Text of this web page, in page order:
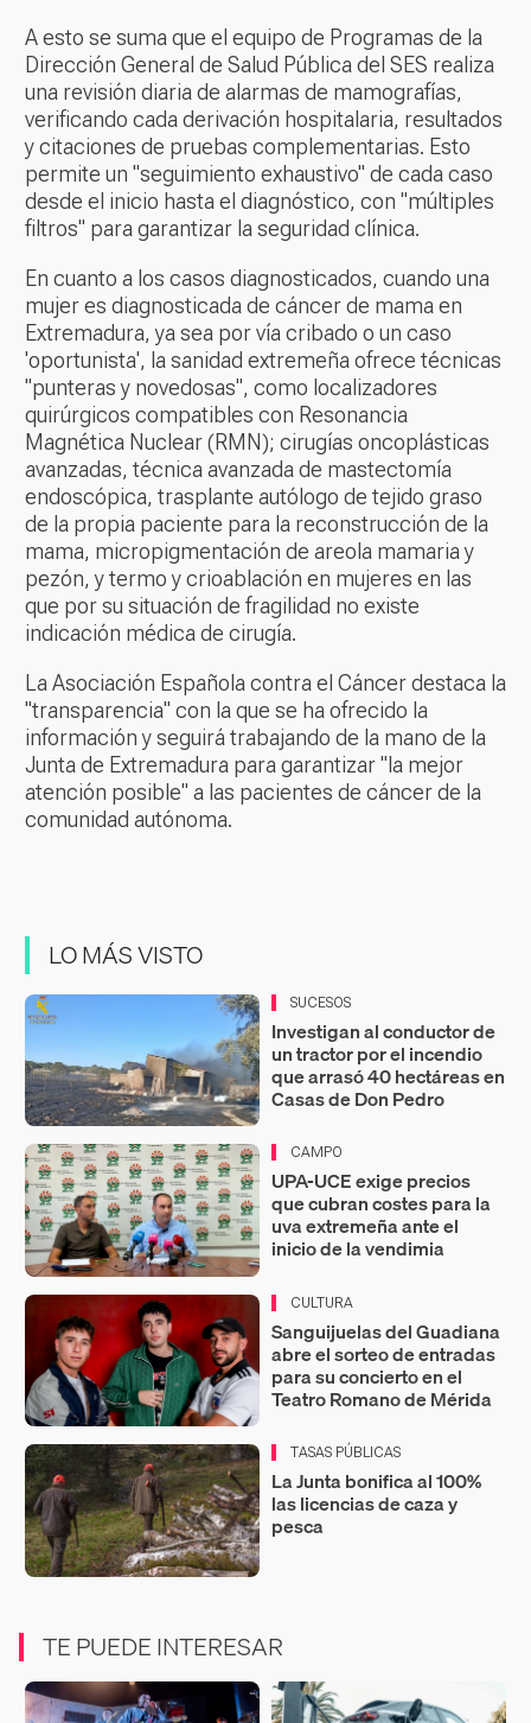
A esto se suma que el equipo de Programas de la
Dirección General de Salud Pública del SES realiza
una revisión diaria de alarmas de mamografías,
verificando cada derivación hospitalaria, resultados
y citaciones de pruebas complementarias. Esto
permite un "seguimiento exhaustivo" de cada caso
desde el inicio hasta el diagnóstico, con "múltiples
filtros" para garantizar la seguridad clínica.
En cuanto a los casos diagnosticados, cuando una
mujer es diagnosticada de cáncer de mama en
Extremadura, ya sea por vía cribado o un caso
'oportunista', la sanidad extremeña ofrece técnicas
"punteras y novedosas", como localizadores
quirúrgicos compatibles con Resonancia
Magnética Nuclear (RMN); cirugías oncoplásticas
avanzadas, técnica avanzada de mastectomía
endoscópica, trasplante autólogo de tejido graso
de la propia paciente para la reconstrucción de la
mama, micropigmentación de areola mamaria y
pezón, y termo y crioablación en mujeres en las
que por su situación de fragilidad no existe
indicación médica de cirugía.
La Asociación Española contra el Cáncer destaca la
"transparencia" con la que se ha ofrecido la
información y seguirá trabajando de la mano de la
Junta de Extremadura para garantizar "la mejor
atención posible" a las pacientes de cáncer de la
comunidad autónoma.
LO MÁS VISTO
SUCESOS
Investigan al conductor de
un tractor por el incendio
que arrasó 40 hectáreas en
Casas de Don Pedro
CAMPO
UPA-UCE exige precios
que cubran costes para la
uva extremeña ante el
inicio de la vendimia
CULTURA
Sanguijuelas del Guadiana
abre el sorteo de entradas
para su concierto en el
Teatro Romano de Mérida
TASAS PÚBLICAS
La Junta bonifica al 100%
las licencias de caza y
pesca
TE PUEDE INTERESAR